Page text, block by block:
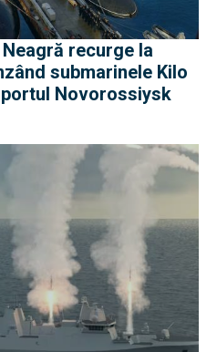
recurge la
submarinele Kilo
Novorossiysk